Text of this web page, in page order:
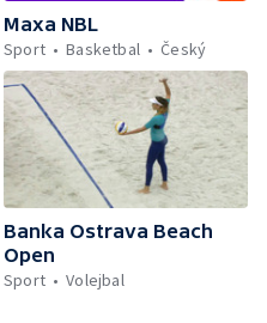
Maxa NBL
Sport
Basketbal Český
Banka Ostrava Beach
Open
Sport
Volejbal